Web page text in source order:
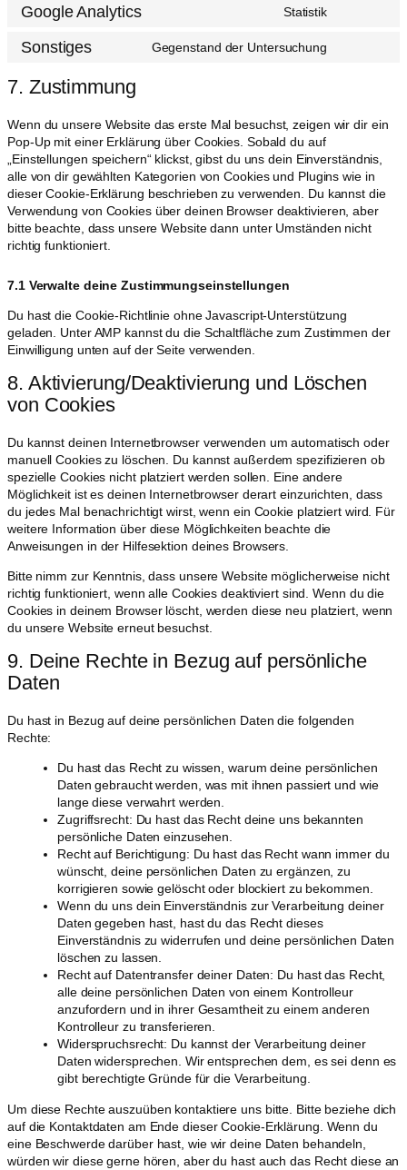
Google Analytics Statistik
Sonstiges Gegenstand der Untersuchung
7. Zustimmung
Wenn du unsere Website das erste Mal besuchst, zeigen wir dir ein
Pop-Up mit einer Erklärung über Cookies. Sobald du auf
„Einstellungen speichern“ klickst, gibst du uns dein Einverständnis,
alle von dir gewählten Kategorien von Cookies und Plugins wie in
dieser Cookie-Erklärung beschrieben zu verwenden. Du kannst die
Verwendung von Cookies über deinen Browser deaktivieren, aber
bitte beachte, dass unsere Website dann unter Umständen nicht
richtig funktioniert.
7.1 Verwalte deine Zustimmungseinstellungen
Du hast die Cookie-Richtlinie ohne Javascript-Unterstützung
geladen. Unter AMP kannst du die Schaltfläche zum Zustimmen der
Einwilligung unten auf der Seite verwenden.
8. Aktivierung/Deaktivierung und Löschen
von Cookies
Du kannst deinen Internetbrowser verwenden um automatisch oder
manuell Cookies zu löschen. Du kannst außerdem spezifizieren ob
spezielle Cookies nicht platziert werden sollen. Eine andere
Möglichkeit ist es deinen Internetbrowser derart einzurichten, dass
du jedes Mal benachrichtigt wirst, wenn ein Cookie platziert wird. Für
weitere Information über diese Möglichkeiten beachte die
Anweisungen in der Hilfesektion deines Browsers.
Bitte nimm zur Kenntnis, dass unsere Website möglicherweise nicht
richtig funktioniert, wenn alle Cookies deaktiviert sind. Wenn du die
Cookies in deinem Browser löscht, werden diese neu platziert, wenn
du unsere Website erneut besuchst.
9. Deine Rechte in Bezug auf persönliche
Daten
Du hast in Bezug auf deine persönlichen Daten die folgenden
Rechte:
Du hast das Recht zu wissen, warum deine persönlichen
Daten gebraucht werden, was mit ihnen passiert und wie
lange diese verwahrt werden.
Zugriffsrecht: Du hast das Recht deine uns bekannten
persönliche Daten einzusehen.
Recht auf Berichtigung: Du hast das Recht wann immer du
wünscht, deine persönlichen Daten zu ergänzen, zu
korrigieren sowie gelöscht oder blockiert zu bekommen.
Wenn du uns dein Einverständnis zur Verarbeitung deiner
Daten gegeben hast, hast du das Recht dieses
Einverständnis zu widerrufen und deine persönlichen Daten
löschen zu lassen.
Recht auf Datentransfer deiner Daten: Du hast das Recht,
alle deine persönlichen Daten von einem Kontrolleur
anzufordern und in ihrer Gesamtheit zu einem anderen
Kontrolleur zu transferieren.
Widerspruchsrecht: Du kannst der Verarbeitung deiner
Daten widersprechen. Wir entsprechen dem, es sei denn es
gibt berechtigte Gründe für die Verarbeitung.
Um diese Rechte auszuüben kontaktiere uns bitte. Bitte beziehe dich
auf die Kontaktdaten am Ende dieser Cookie-Erklärung. Wenn du
eine Beschwerde darüber hast, wie wir deine Daten behandeln,
würden wir diese gerne hören, aber du hast auch das Recht diese an